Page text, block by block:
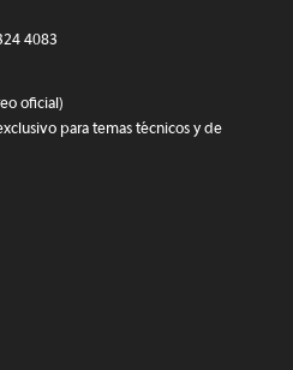
4083
oficial)
para temas técnicos y de